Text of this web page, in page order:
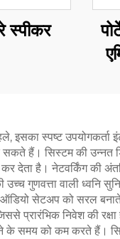
स्पीकर
इसका स्पष्ट
हैं। सिस्टम की उन्नत
है। नेटवर्किंग की
गुणवत्ता वाली ध्वनि
ऑडियो सेटअप को सरल
प्रारंभिक निवेश की
समय को कम करते हैं।